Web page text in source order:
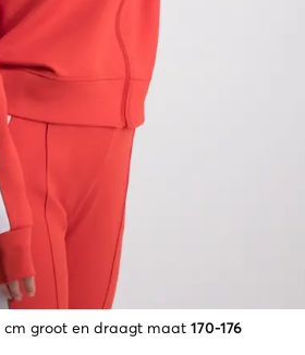
cm groot en draagt maat 170-176